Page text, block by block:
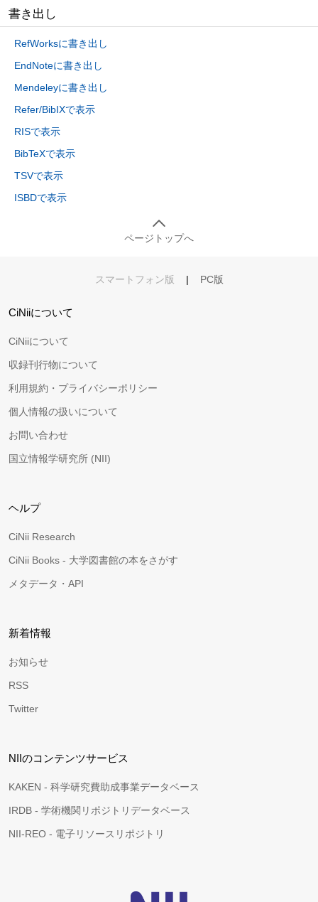
書き出し
RefWorksに書き出し
EndNoteに書き出し
Mendeleyに書き出し
Refer/BibIXで表示
RISで表示
BibTeXで表示
TSVで表示
ISBDで表示
ページトップへ
スマートフォン版 | PC版
CiNiiについて
CiNiiについて
収録刊行物について
利用規約・プライバシーポリシー
個人情報の扱いについて
お問い合わせ
国立情報学研究所 (NII)
ヘルプ
CiNii Research
CiNii Books - 大学図書館の本をさがす
メタデータ・API
新着情報
お知らせ
RSS
Twitter
NIIのコンテンツサービス
KAKEN - 科学研究費助成事業データベース
IRDB - 学術機関リポジトリデータベース
NII-REO - 電子リソースリポジトリ